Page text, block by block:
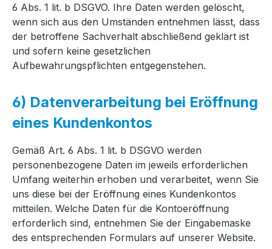
6 Abs. 1 lit. b DSGVO. Ihre Daten werden gelöscht,
wenn sich aus den Umständen entnehmen lässt, dass
der betroffene Sachverhalt abschließend geklärt ist
und sofern keine gesetzlichen
Aufbewahrungspflichten entgegenstehen.
6) Datenverarbeitung bei Eröffnung
eines Kundenkontos
Gemäß Art. 6 Abs. 1 lit. b DSGVO werden
personenbezogene Daten im jeweils erforderlichen
Umfang weiterhin erhoben und verarbeitet, wenn Sie
uns diese bei der Eröffnung eines Kundenkontos
mitteilen. Welche Daten für die Kontoeröffnung
erforderlich sind, entnehmen Sie der Eingabemaske
des entsprechenden Formulars auf unserer Website.